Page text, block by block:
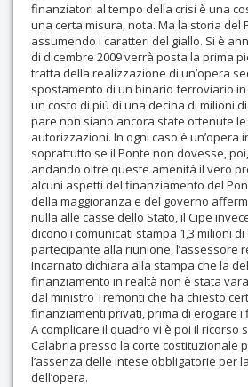
finanziatori al tempo della crisi è una
una certa misura, nota. Ma la storia del
assumendo i caratteri del giallo. Si è
di dicembre 2009 verrà posta la prima
tratta della realizzazione di un’opera
spostamento di un binario ferroviario
un costo di più di una decina di milioni
pare non siano ancora state ottenute
autorizzazioni. In ogni caso è un’opera
soprattutto se il Ponte non dovesse,
andando oltre queste amenità il vero
alcuni aspetti del finanziamento del
della maggioranza e del governo
nulla alle casse dello Stato, il Cipe
dicono i comunicati stampa 1,3 milioni
partecipante alla riunione, l’assessore
Incarnato dichiara alla stampa che la
finanziamento in realtà non è stata
dal ministro Tremonti che ha chiesto
finanziamenti privati, prima di erogare i
A complicare il quadro vi è poi il ricorso
Calabria presso la corte costituzionale
l’assenza delle intese obbligatorie per
dell’opera.